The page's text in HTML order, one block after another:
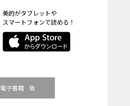
美的がタブレットや
スマートフォンで読める！
電子書籍